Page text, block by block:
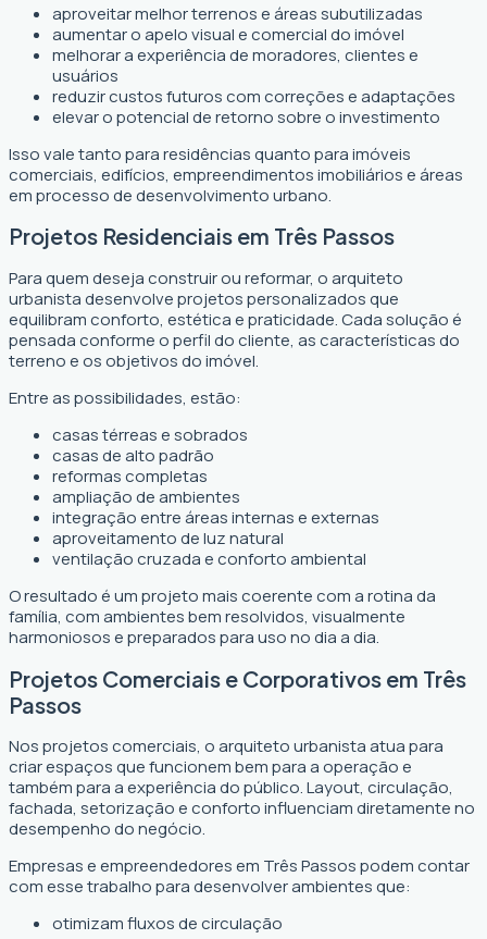
aproveitar melhor terrenos e áreas subutilizadas
aumentar o apelo visual e comercial do imóvel
melhorar a experiência de moradores, clientes e
usuários
reduzir custos futuros com correções e adaptações
elevar o potencial de retorno sobre o investimento
Isso vale tanto para residências quanto para imóveis
comerciais, edifícios, empreendimentos imobiliários e áreas
em processo de desenvolvimento urbano.
Projetos Residenciais em Três Passos
Para quem deseja construir ou reformar, o arquiteto
urbanista desenvolve projetos personalizados que
equilibram conforto, estética e praticidade. Cada solução é
pensada conforme o perfil do cliente, as características do
terreno e os objetivos do imóvel.
Entre as possibilidades, estão:
casas térreas e sobrados
casas de alto padrão
reformas completas
ampliação de ambientes
integração entre áreas internas e externas
aproveitamento de luz natural
ventilação cruzada e conforto ambiental
O resultado é um projeto mais coerente com a rotina da
família, com ambientes bem resolvidos, visualmente
harmoniosos e preparados para uso no dia a dia.
Projetos Comerciais e Corporativos em Três
Passos
Nos projetos comerciais, o arquiteto urbanista atua para
criar espaços que funcionem bem para a operação e
também para a experiência do público. Layout, circulação,
fachada, setorização e conforto influenciam diretamente no
desempenho do negócio.
Empresas e empreendedores em Três Passos podem contar
com esse trabalho para desenvolver ambientes que:
otimizam fluxos de circulação